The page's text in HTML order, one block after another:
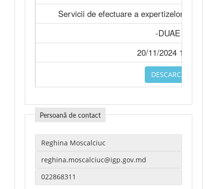
Servicii de efectuare a expertizelor
-DUAE
20/11/2024 14:33
DESCARCA
Persoană de contact